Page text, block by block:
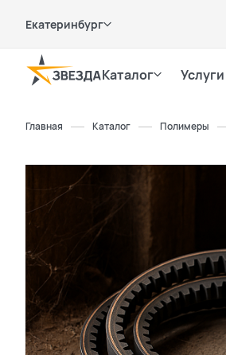
Екатеринбург
Каталог Услуги
Главная Каталог Полимеры